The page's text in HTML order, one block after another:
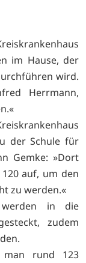
im Hause, der
wird.
Herrmann,
der Schule für
Gemke: »Dort
auf, um den
zu werden.«
in die
zudem
man rund 123